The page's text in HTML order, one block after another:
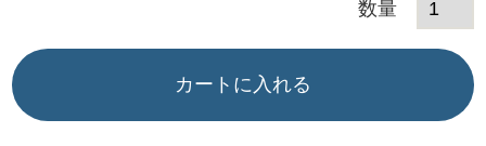
カートに入れる